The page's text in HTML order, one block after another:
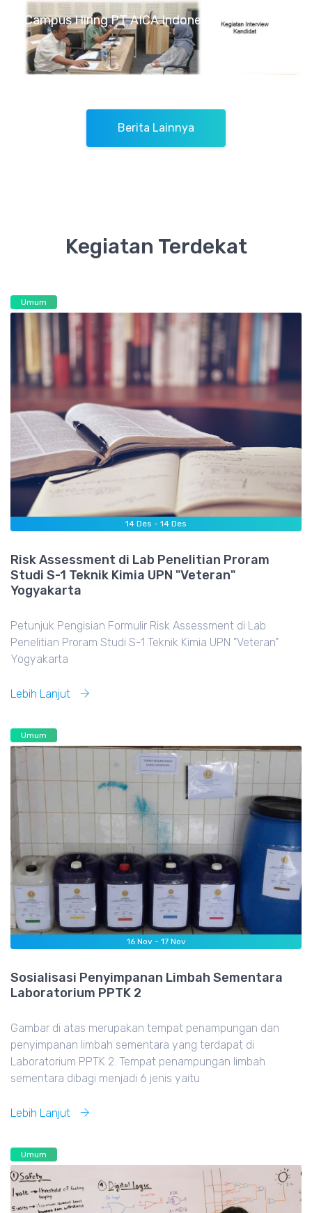
Campus Hiring PT AICA Indonesia
Berita Lainnya
Kegiatan Terdekat
Umum
14 Des - 14 Des
Risk Assessment di Lab Penelitian Proram
Studi S-1 Teknik Kimia UPN "Veteran"
Yogyakarta
Petunjuk Pengisian Formulir Risk Assessment di Lab
Penelitian Proram Studi S-1 Teknik Kimia UPN "Veteran"
Yogyakarta
Lebih Lanjut
Umum
16 Nov - 17 Nov
Sosialisasi Penyimpanan Limbah Sementara
Laboratorium PPTK 2
Gambar di atas merupakan tempat penampungan dan
penyimpanan limbah sementara yang terdapat di
Laboratorium PPTK 2. Tempat penampungan limbah
sementara dibagi menjadi 6 jenis yaitu
Lebih Lanjut
Umum